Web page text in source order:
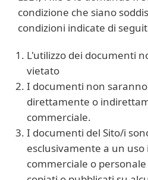
condizione che siano
condizioni indicate di
L'utilizzo dei documenti
vietato
I documenti non
direttamente o
commerciale.
I documenti del Sito/i
esclusivamente a un
commerciale o